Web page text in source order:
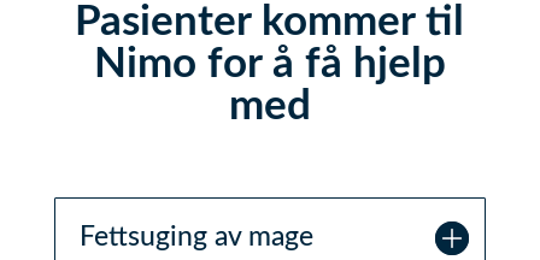
Pasienter kommer til
Nimo for å få hjelp
med
Fettsuging av mage